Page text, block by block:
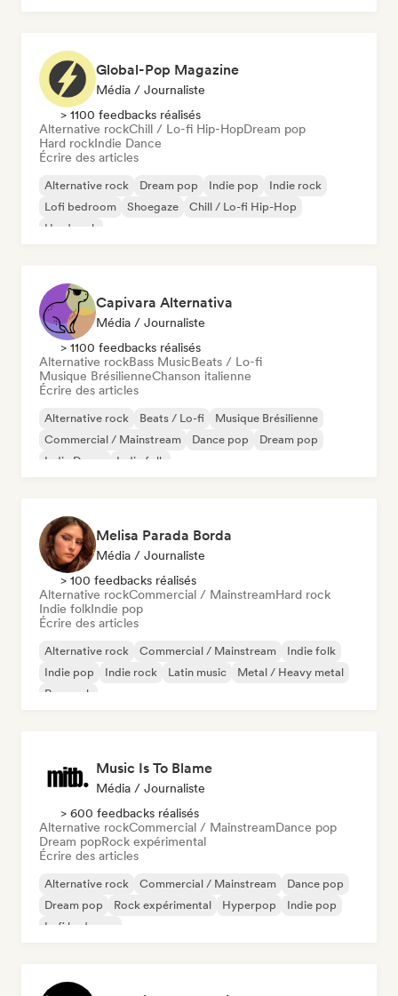
Global-Pop Magazine
Média / Journaliste
> 1100 feedbacks réalisés
Alternative rockChill / Lo-fi Hip-HopDream pop
Hard rockIndie Dance
Écrire des articles
Alternative rock Dream pop Indie pop
Indie rock
Lofi bedroom
Shoegaze
Chill / Lo-fi Hip-Hop
Hard rock
Capivara Alternativa
Média / Journaliste
> 1100 feedbacks réalisés
Alternative rockBass MusicBeats / Lo-fi
Musique BrésilienneChanson italienne
Écrire des articles
Alternative rock Beats / Lo-fi
Musique Brésilienne
Commercial / Mainstream
Dance pop
Dream pop
Indie Dance
Indie folk
Melisa Parada Borda
Média / Journaliste
> 100 feedbacks réalisés
Alternative rockCommercial / MainstreamHard rock
Indie folkIndie pop
Écrire des articles
Alternative rock Commercial / Mainstream
Indie folk
Indie pop
Indie rock Latin music
Metal / Heavy metal
Pop rock
Music Is To Blame
Média / Journaliste
> 600 feedbacks réalisés
Alternative rockCommercial / MainstreamDance pop
Dream popRock expérimental
Écrire des articles
Alternative rock Commercial / Mainstream
Dance pop
Dream pop
Rock expérimental Hyperpop
Indie pop
Lofi bedroom